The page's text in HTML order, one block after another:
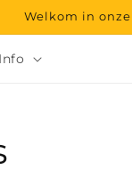
Welkom in
Info